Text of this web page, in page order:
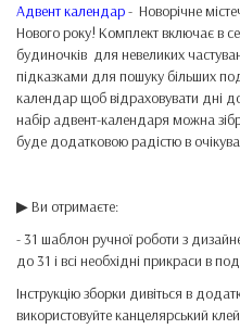
Адвент календар- Новорічне
Нового року! Комплект включає в
будиночків для невеликих
підказками для пошуку більших
календар щоб відраховувати дні
набір адвент-календаря можна
буде додатковою радістю в
▶ Ви отримаєте:
- 31 шаблон ручної роботи з
до 31 і всі необхідні прикраси в
Інструкцію зборки дивіться в
використовуйте канцелярський